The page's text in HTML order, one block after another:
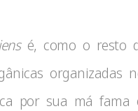
é, como o resto
por sua má fama